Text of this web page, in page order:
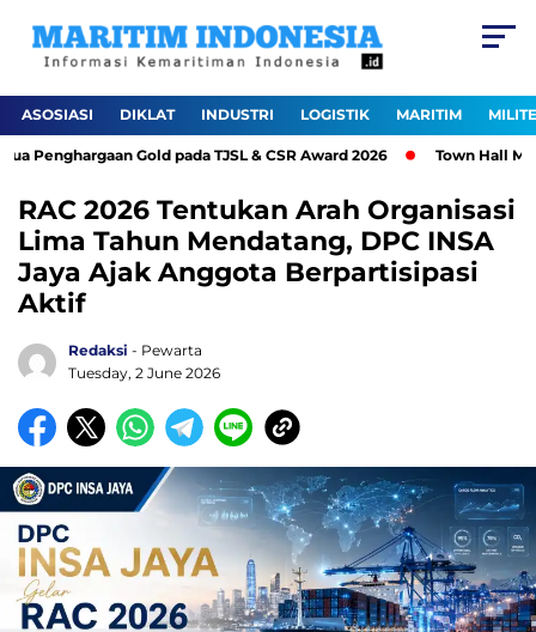
ASOSIASI DIKLAT INDUSTRI LOGISTIK MARITIM
Penghargaan Gold pada TJSL & CSR Award 2026 Town Hall
RAC 2026 Tentukan Arah Organisasi
Lima Tahun Mendatang, DPC INSA
Jaya Ajak Anggota Berpartisipasi
Aktif
Redaksi - Pewarta
Tuesday, 2 June 2026